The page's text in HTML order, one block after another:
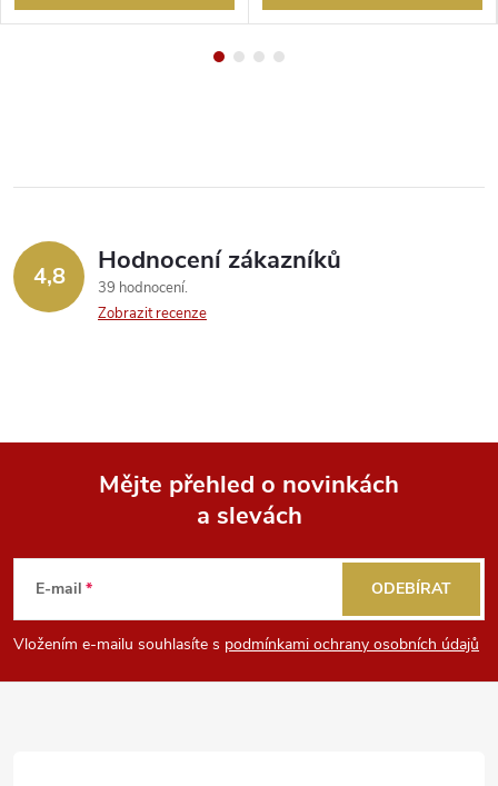
4,8 Hodnocení zákazníků
39 hodnocení
Zobrazit recenze
p
Mějte přehled o novinkách
a slevách
E-mail
Vložením e-mailu souhlasíte s podmínkami ochrany osobních údajů
ODEBÍRAT